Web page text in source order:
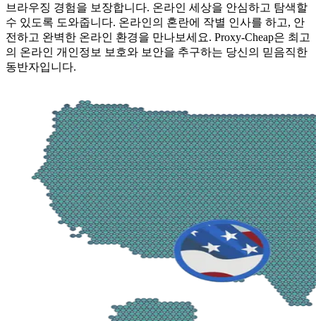
브라우징 경험을 보장합니다. 온라인 세상을 안심하고 탐색할
수 있도록 도와줍니다. 온라인의 혼란에 작별 인사를 하고, 안
전하고 완벽한 온라인 환경을 만나보세요. Proxy-Cheap은 최고
의 온라인 개인정보 보호와 보안을 추구하는 당신의 믿음직한
동반자입니다.